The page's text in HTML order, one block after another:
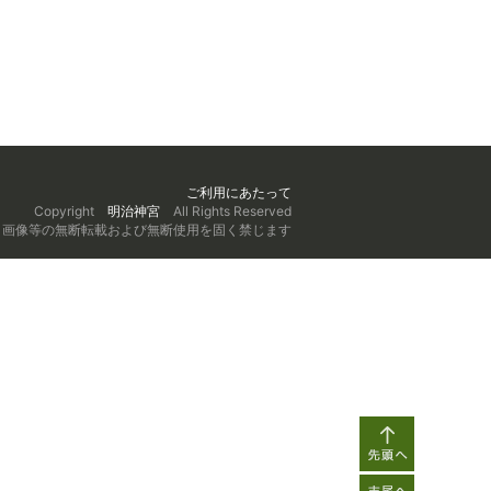
ご利用にあたって
Copyright 明治神宮 All Rights Reserved
像等の無断転載および無断使用を固く禁じます